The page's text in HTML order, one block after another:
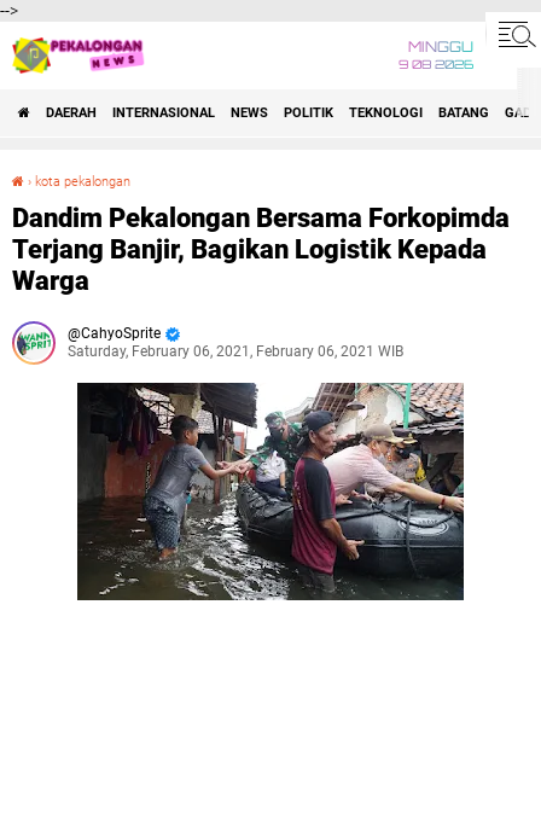
-->
MINGGU
9 08 2026
DAERAH INTERNASIONAL NEWS POLITIK TEKNOLOGI BATANG
› kota pekalongan
Dandim Pekalongan Bersama Forkopimda
Terjang Banjir, Bagikan Logistik Kepada
Warga
CahyoSprite
Saturday, February 06, 2021, February 06, 2021 WIB